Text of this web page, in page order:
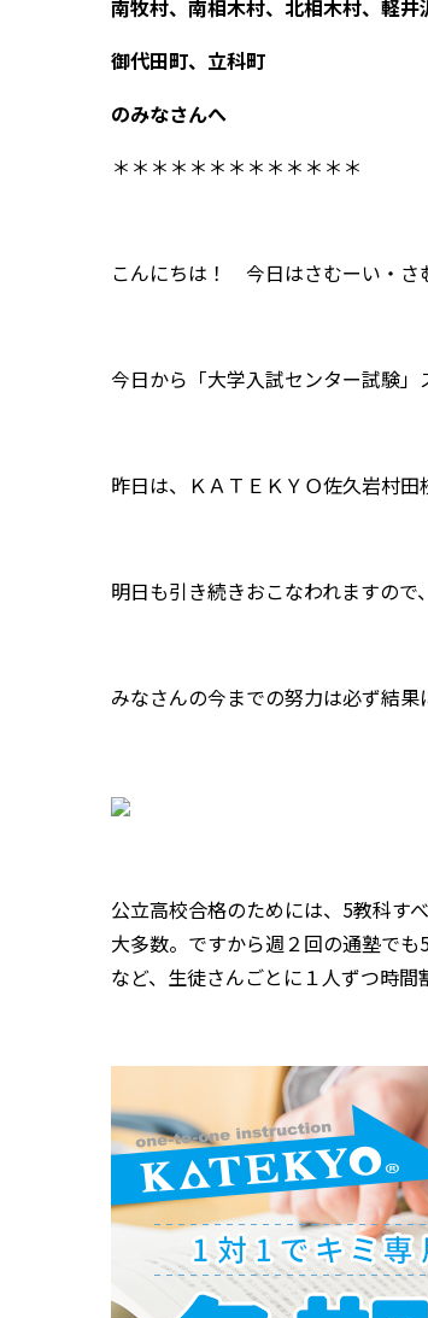
南牧村、南相木村、北相木村、軽井
御代田町、立科町
のみなさんへ
＊＊＊＊＊＊＊＊＊＊＊＊＊
こんにちは！ 今日はさむーい・さ
今日から「大学入試センター試験」
昨日は、ＫＡＴＥＫＹＯ佐久岩村田
明日も引き続きおこなわれますので
みなさんの今までの努力は必ず結果
公立高校合格のためには、5教科す
大多数。ですから週２回の通塾でも
など、生徒さんごとに１人ずつ時間